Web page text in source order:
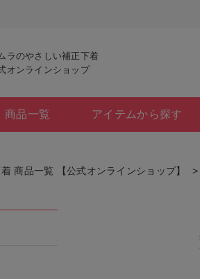
ラのやさしい補正下着
オンラインショップ
商品一覧 アイテムから探す
商品一覧 【公式オンラインショップ】